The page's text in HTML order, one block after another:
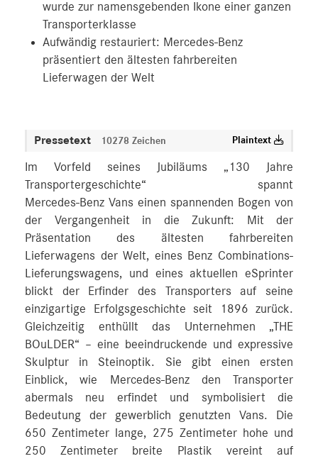
wurde zur namensgebenden Ikone einer ganzen
Transporterklasse
Aufwändig restauriert: Mercedes-Benz
präsentiert den ältesten fahrbereiten
Lieferwagen der Welt
Pressetext 10278 Zeichen Plaintext
Im Vorfeld seines Jubiläums „130 Jahre
Transportergeschichte“ spannt
Mercedes‑Benz Vans einen spannenden Bogen von
der Vergangenheit in die Zukunft: Mit der
Präsentation des ältesten fahrbereiten
Lieferwagens der Welt, eines Benz Combinations-
Lieferungswagens, und eines aktuellen eSprinter
blickt der Erfinder des Transporters auf seine
einzigartige Erfolgsgeschichte seit 1896 zurück.
Gleichzeitig enthüllt das Unternehmen „THE
BOuLDER“ – eine beeindruckende und expressive
Skulptur in Steinoptik. Sie gibt einen ersten
Einblick, wie Mercedes‑Benz den Transporter
abermals neu erfindet und symbolisiert die
Bedeutung der gewerblich genutzten Vans. Die
650 Zentimeter lange, 275 Zentimeter hohe und
250 Zentimeter breite Plastik vereint auf